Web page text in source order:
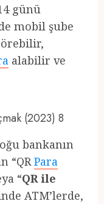
günü
mobil şube
alabilir ve
(2023) 8
bankanın
“QRPara
“QR ile
ATM’lerde,